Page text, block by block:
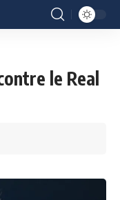
le Real